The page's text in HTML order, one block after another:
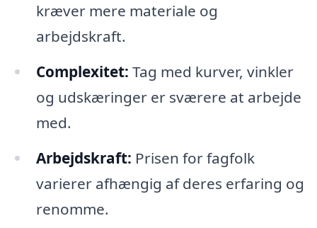
kræver mere materiale og
arbejdskraft.
Complexitet: Tag med kurver, vinkler
og udskæringer er sværere at arbejde
med.
Arbejdskraft: Prisen for fagfolk
varierer afhængig af deres erfaring og
renomme.